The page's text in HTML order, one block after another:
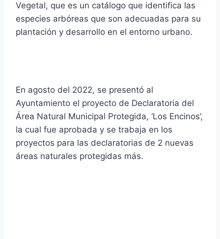
Vegetal, que es un catálogo que identifica las
especies arbóreas que son adecuadas para su
plantación y desarrollo en el entorno urbano.
En agosto del 2022, se presentó al
Ayuntamiento el proyecto de Declaratoria del
Área Natural Municipal Protegida, ‘Los Encinos’,
la cual fue aprobada y se trabaja en los
proyectos para las declaratorias de 2 nuevas
áreas naturales protegidas más.